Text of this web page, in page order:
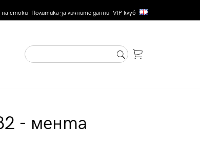
стоки Политика за личните данни VIP клуб
- мента